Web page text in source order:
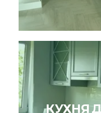
КУХНЯ